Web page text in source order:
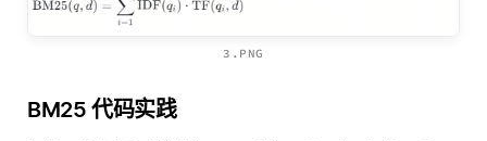
3.PNG
BM25 代码实践